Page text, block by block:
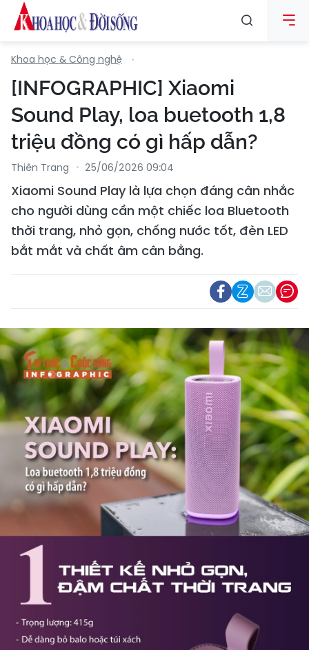
Khoa học & Công nghệ
[INFOGRAPHIC] Xiaomi
Sound Play, loa buetooth 1,8
triệu đồng có gì hấp dẫn?
Thiên Trang 25/06/2026 09:04
Xiaomi Sound Play là lựa chọn đáng cân nhắc
cho người dùng cần một chiếc loa Bluetooth
thời trang, nhỏ gọn, chống nước tốt, đèn LED
bắt mắt và chất âm cân bằng.